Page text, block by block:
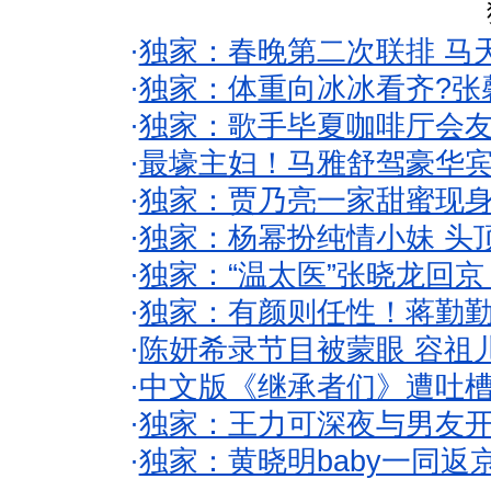
·独家：春晚第二次联排 马
·独家：体重向冰冰看齐?
·独家：歌手毕夏咖啡厅会
·最壕主妇！马雅舒驾豪华
·独家：贾乃亮一家甜蜜现
·独家：杨幂扮纯情小妹 头
·独家：“温太医”张晓龙回
·独家：有颜则任性！蒋勤
· 陈妍希录节目被蒙眼 容祖
·中文版《继承者们》遭吐
·独家：王力可深夜与男友
·独家：黄晓明baby一同返